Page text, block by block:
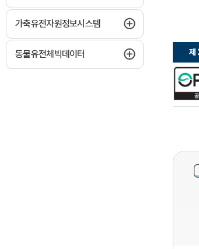
가축유전자원정보시스템하위메뉴 펼치기
동물유전체빅데이터 하위메뉴 펼치기 제